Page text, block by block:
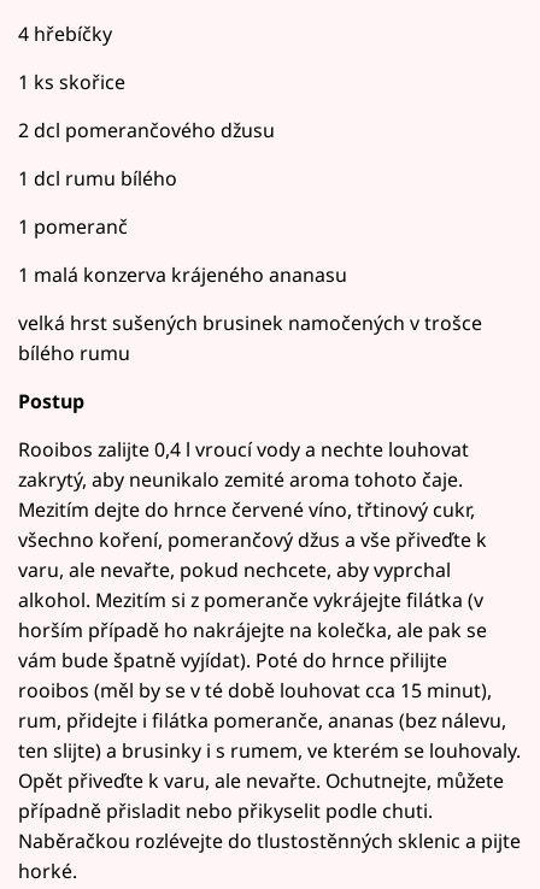
4 hřebíčky
1 ks skořice
2 dcl pomerančového džusu
1 dcl rumu bílého
1 pomeranč
1 malá konzerva krájeného ananasu
velká hrst sušených brusinek namočených v trošce
bílého rumu
Postup
Rooibos zalijte 0,4 l vroucí vody a nechte louhovat
zakrytý, aby neunikalo zemité aroma tohoto čaje.
Mezitím dejte do hrnce červené víno, třtinový cukr,
všechno koření, pomerančový džus a vše přiveďte k
varu, ale nevařte, pokud nechcete, aby vyprchal
alkohol. Mezitím si z pomeranče vykrájejte filátka (v
horším případě ho nakrájejte na kolečka, ale pak se
vám bude špatně vyjídat). Poté do hrnce přilijte
rooibos (měl by se v té době louhovat cca 15 minut),
rum, přidejte i filátka pomeranče, ananas (bez nálevu,
ten slijte) a brusinky i s rumem, ve kterém se louhovaly.
Opět přiveďte k varu, ale nevařte. Ochutnejte, můžete
případně přisladit nebo přikyselit podle chuti.
Naběračkou rozlévejte do tlustostěnných sklenic a pijte
horké.